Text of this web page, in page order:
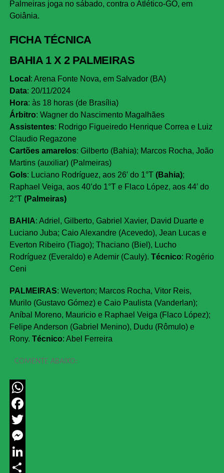
Palmeiras joga no sábado, contra o Atlético-GO, em
Goiânia.
FICHA TÉCNICA
BAHIA 1 X 2 PALMEIRAS
Local : Arena Fonte Nova, em Salvador (BA)
Data: 20/11/2024
Hora: às 18 horas (de Brasília)
Árbitro: Wagner do Nascimento Magalhães
Assistentes: Rodrigo Figueiredo Henrique Correa e Luiz
Claudio Regazone
Cartões amarelos: Gilberto (Bahia); Marcos Rocha, João
Martins (auxiliar) (Palmeiras)
Gols: Luciano Rodríguez, aos 26′ do 1°T(Bahia);
Raphael Veiga, aos 40’do 1°T e Flaco López, aos 44′ do
2°T(Palmeiras)
BAHIA: Adriel, Gilberto, Gabriel Xavier, David Duarte e
Luciano Juba; Caio Alexandre (Acevedo), Jean Lucas e
Everton Ribeiro (Tiago); Thaciano (Biel), Lucho
Rodríguez (Everaldo) e Ademir (Cauly). Técnico: Rogério
Ceni
PALMEIRAS: Weverton; Marcos Rocha, Vitor Reis,
Murilo (Gustavo Gómez) e Caio Paulista (Vanderlan);
Aníbal Moreno, Mauricio e Raphael Veiga (Flaco López);
Felipe Anderson (Gabriel Menino), Dudu (Rômulo) e
Rony. Técnico: Abel Ferreira
COMENTE ABAIXO:
WhatsApp
Facebook
Twitter
Messenger
LinkedIn